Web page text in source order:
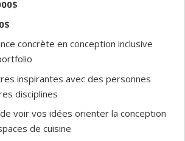
concrète en conception inclusive
inspirantes avec des personnes
disciplines
voir vos idées orienter la conception
de cuisine